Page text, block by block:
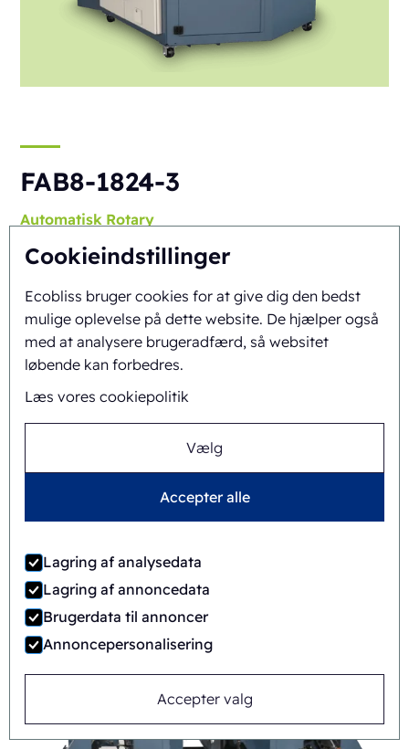
Cookieindstillinger
Ecobliss bruger cookies for at give dig den bedst
mulige oplevelse på dette website. De hjælper også
med at analysere brugeradfærd, så websitet
løbende kan forbedres.
Læs vores cookiepolitik
Vælg
Accepter alle
Lagring af analysedata
Lagring af annoncedata
Brugerdata til annoncer
Annoncepersonalisering
Accepter valg
FAB8-1824-3
Automatisk Rotary
FAB8-1418-3-CS
Automatisk Rotary